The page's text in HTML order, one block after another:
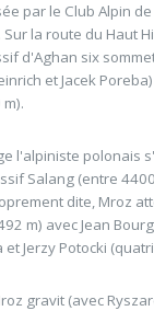
par le Club Alpin
la route du Haut
d'Aghan six
et Jacek
l'alpiniste polonais
Salang (entre
dite, Mroz
m) avec Jean
et Jerzy Potocki
gravit (avec